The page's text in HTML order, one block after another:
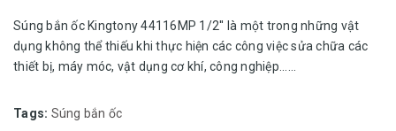
Súng bắn ốc Kingtony 44116MP 1/2'' là một trong những vật
dụng không thể thiếu khi thực hiện các công việc sửa chữa các
thiết bị, máy móc, vật dụng cơ khí, công nghiệp......
Tags: Súng bắn ốc